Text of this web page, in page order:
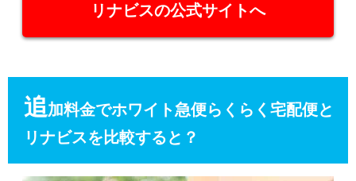
リナビスの公式サイトへ
追加料金でホワイト急便らくらく宅配便と
リナビスを比較すると？